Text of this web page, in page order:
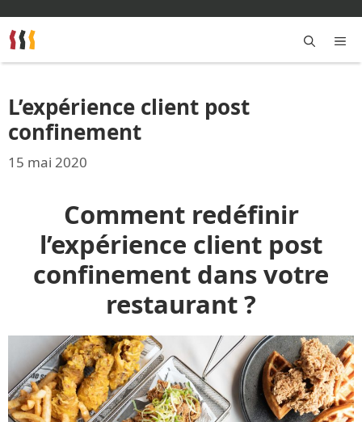
au
contenu
L’expérience client post
confinement
15 mai 2020
Comment redéfinir
l’expérience client post
confinement dans votre
restaurant ?